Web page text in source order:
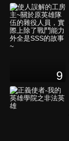
9